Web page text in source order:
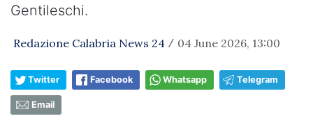
Gentileschi.
Redazione Calabria News 24 / 04 June 2026, 13:00
Twitter Facebook Whatsapp Telegram
Email